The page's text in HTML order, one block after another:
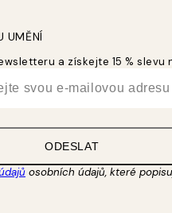
UMĚNÍ
a získejte 15 % slevu
ODESLAT
osobních údajů, které